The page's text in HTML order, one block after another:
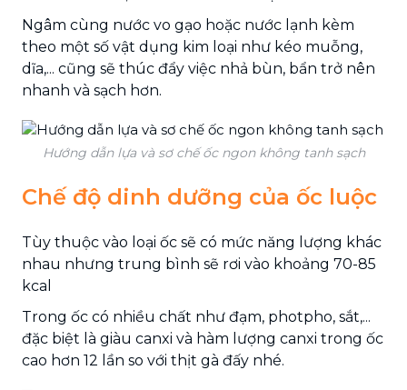
Ngâm cùng nước vo gạo hoặc nước lạnh kèm
theo một số vật dụng kim loại như kéo muỗng,
dĩa,... cũng sẽ thúc đẩy việc nhả bùn, bẩn trở nên
nhanh và sạch hơn.
Hướng dẫn lựa và sơ chế ốc ngon không tanh sạch
Chế độ dinh dưỡng của ốc luộc
Tùy thuộc vào loại ốc sẽ có mức năng lượng khác
nhau nhưng trung bình sẽ rơi vào khoảng 70-85
kcal
Trong ốc có nhiều chất như đạm, photpho, sắt,...
đặc biệt là giàu canxi và hàm lượng canxi trong ốc
cao hơn 12 lần so với thịt gà đấy nhé.